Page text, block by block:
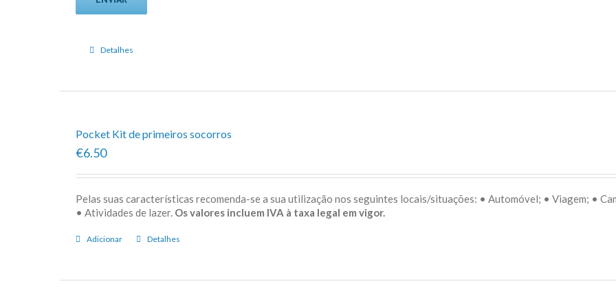
Detalhes
Pocket Kit de primeiros socorros
€6.50
Pelas suas características recomenda-se a sua utilização nos seguintes locais/situações: • Automóvel; • Viagem; •
• Atividades de lazer. Os valores incluem IVA à taxa legal em vigor.
Adicionar Detalhes